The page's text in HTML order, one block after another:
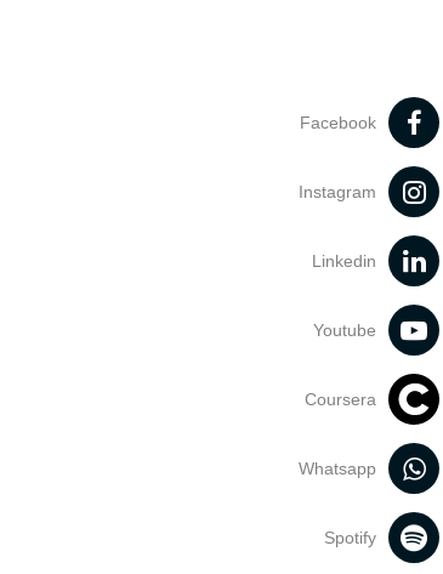
Facebook
Instagram
Linkedin
Youtube
Coursera
Whatsapp
Spotify